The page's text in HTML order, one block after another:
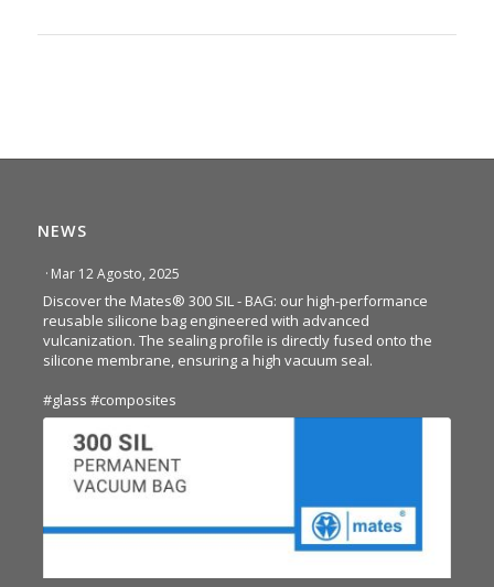
NEWS
· Mar 12 Agosto, 2025
Discover the Mates® 300 SIL - BAG: our high-performance
reusable silicone bag engineered with advanced
vulcanization. The sealing profile is directly fused onto the
silicone membrane, ensuring a high vacuum seal.
#glass #composites